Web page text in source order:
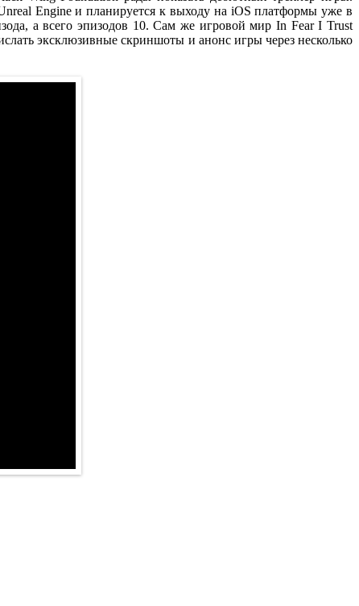
Engine и планируется к выходу на iOS платформы уже в
а всего эпизодов 10. Сам же игровой мир In Fear I Trust
эксклюзивные скриншоты и анонс игры через несколько